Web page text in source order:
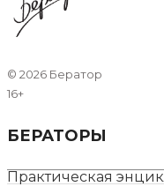
© 2026 Бератор
16+
БЕРАТОРЫ
Практическая